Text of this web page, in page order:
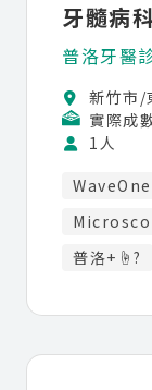
牙髓病
普洛牙醫
新竹市/
實際成
1人
WaveOne
普洛+☝?